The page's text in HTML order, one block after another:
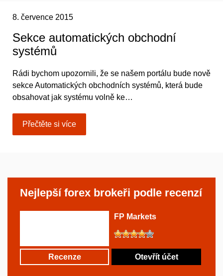
8. července 2015
Sekce automatických obchodní
systémů
Rádi bychom upozornili, že se našem portálu bude nově
sekce Automatických obchodních systémů, která bude
obsahovat jak systému volně ke…
Přečtěte si více
Nejlepší forex brokeři podle recenzí
FP Markets
Recenze Otevřít účet